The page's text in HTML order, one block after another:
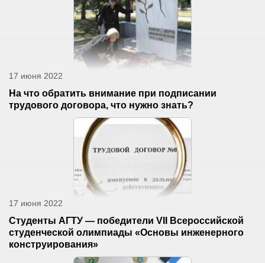
17 июня 2022
На что обратить внимание при подписании
трудового договора, что нужно знать?
17 июня 2022
Студенты АГТУ — победители VII Всероссийской
студенческой олимпиады «Основы инженерного
конструирования»